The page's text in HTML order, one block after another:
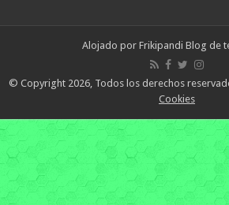
Alojado por Frikipandi Blog de
© Copyright 2026, Todos los derechos
Cookies